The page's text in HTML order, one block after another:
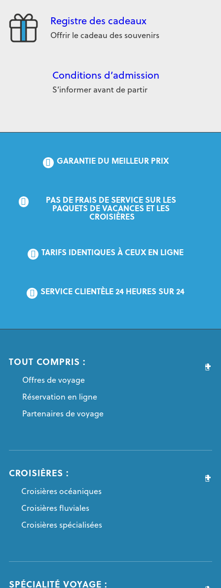
Registre des cadeaux
Offrir le cadeau des souvenirs
Conditions d’admission
S’informer avant de partir
GARANTIE DU MEILLEUR PRIX
PAS DE FRAIS DE SERVICE SUR LES
PAQUETS DE VACANCES ET LES
CROISIÈRES
TARIFS IDENTIQUES À CEUX EN LIGNE
SERVICE CLIENTÈLE 24 HEURES SUR 24
TOUT COMPRIS :
Offres de voyage
Réservation en ligne
Partenaires de voyage
CROISIÈRES :
Croisières océaniques
Croisières fluviales
Croisières spécialisées
SPÉCIALITÉ VOYAGE :